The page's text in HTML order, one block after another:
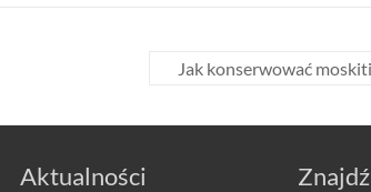
Jak konserwować
Aktualności